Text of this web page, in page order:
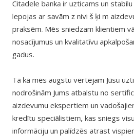
Citadele banka ir uzticams un
lepojas ar savām z nivi š ķi m
praksēm. Mēs sniedzam klientiem
nosacījumus un kvalitatīvu
gadus.
Tā kā mēs augstu vērtējam Jūsu
nodrošinām Jums atbalstu no
aizdevumu ekspertiem un
kredītu speciālistiem, kas sniegs
informāciju un palīdzēs atrast